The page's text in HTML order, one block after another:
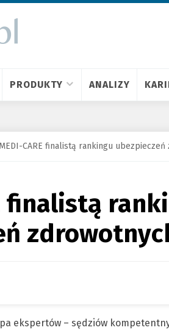
PRODUKTY ANALIZY
MEDI-CARE finalistą rankingu ubezpieczeń
finalistą
ekspertów – sędziów